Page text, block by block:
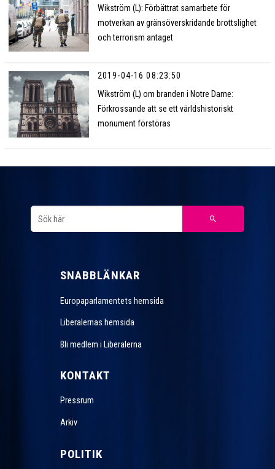
Wikström (L): Förbättrat samarbete för
motverkan av gränsöverskridande brottslighet
och terrorism antaget
2019-04-16 08:23:50
Wikström (L) om branden i Notre Dame:
Förkrossande att se ett världshistoriskt
monument förstöras
SNABBLÄNKAR
Europaparlamentets hemsida
Liberalernas hemsida
Bli medlem i Liberalerna
KONTAKT
Pressrum
Arkiv
POLITIK